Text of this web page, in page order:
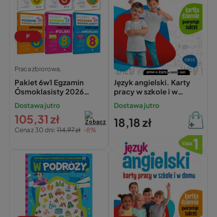
P
Praca zbiorowa,
Pakiet 6w1 Egzamin
Ósmoklasisty 2026
GREG
Dostawa jutro
105,31 zł
Cena z 30 dni:114,97 zł -8%
Praca zbiorowa,
Język angielski. Karty
pracy w szkole i w
domu. Klasa 2
Dostawa jutro
18,18 zł